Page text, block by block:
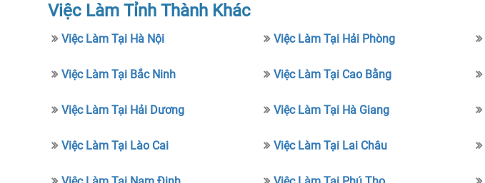
Việc Làm Tỉnh Thành Khác
Việc Làm Tại Hà Nội Việc Làm Tại Hải Phòng
Việc Làm Tại Bắc Ninh Việc Làm Tại Cao Bằng
Việc Làm Tại Hải Dương Việc Làm Tại Hà Giang
Việc Làm Tại Lào Cai Việc Làm Tại Lai Châu